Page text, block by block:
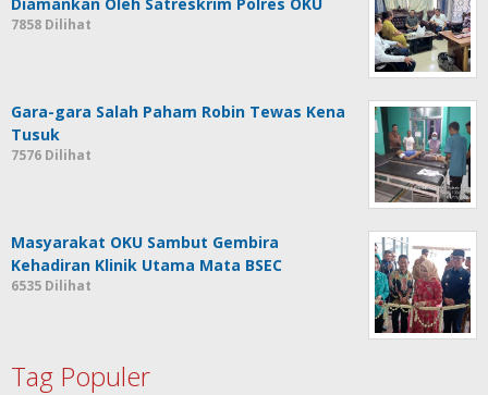
7858 Dilihat
Gara-gara Salah Paham Robin Tewas Kena
Tusuk
7576 Dilihat
Masyarakat OKU Sambut Gembira
Kehadiran Klinik Utama Mata BSEC
6535 Dilihat
Tag Populer